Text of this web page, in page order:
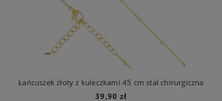
Łańcuszek złoty z kuleczkami 45 cm stal chirurgiczna
39,90 zł